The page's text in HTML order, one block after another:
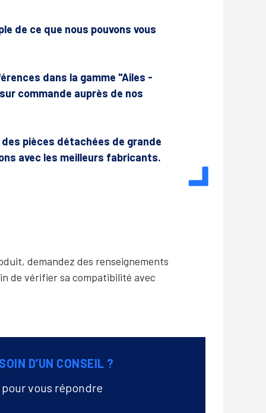
de ce que nous pouvons vous
dans la gamme "Ailes -
commande auprès de nos
pièces détachées de grande
avec les meilleurs fabricants.
demandez des renseignements
de vérifier sa compatibilité avec
D’UN CONSEIL ?
vous répondre